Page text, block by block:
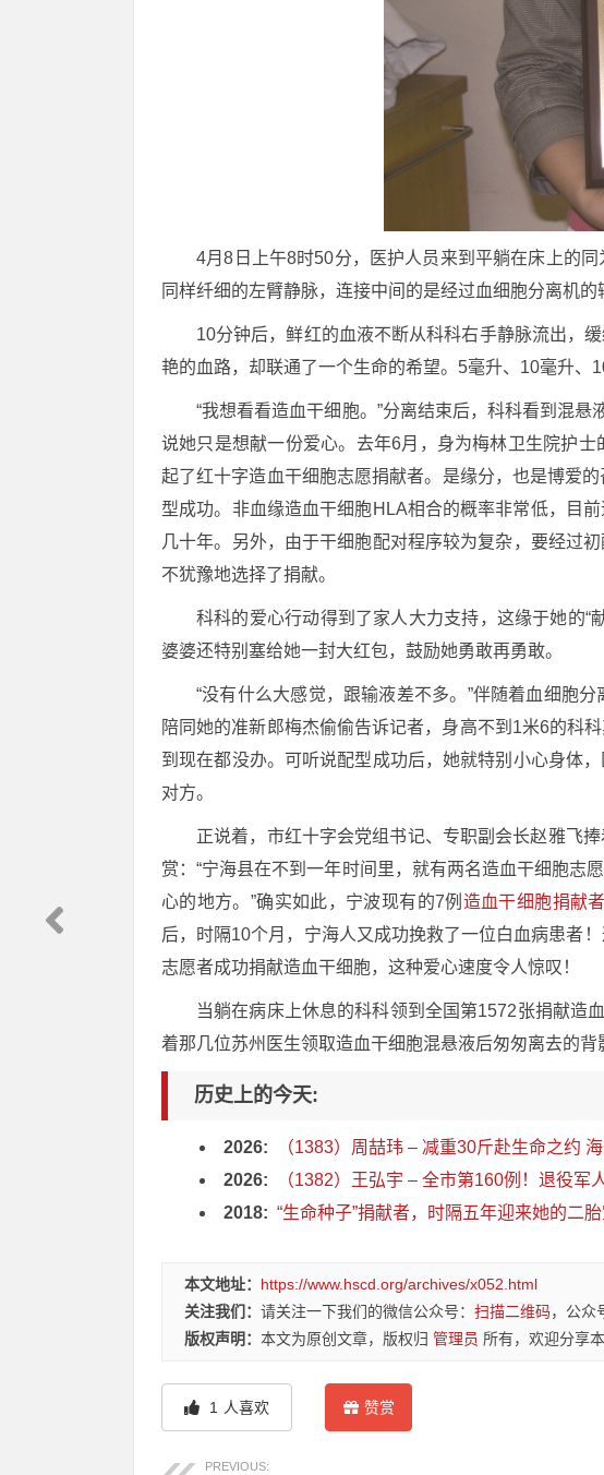
4月8日上午8时50分，医护人员来到平躺在床上的
同样纤细的左臂静脉，连接中间的是经过血细胞分离机的
10分钟后，鲜红的血液不断从科科右手静脉流出，
艳的血路，却联通了一个生命的希望。5毫升、10毫升、
“我想看看造血干细胞。”分离结束后，科科看到混
说她只是想献一份爱心。去年6月，身为梅林卫生院护
起了红十字造血干细胞志愿捐献者。是缘分，也是博爱
型成功。非血缘造血干细胞HLA相合的概率非常低，目
几十年。另外，由于干细胞配对程序较为复杂，要经过
不犹豫地选择了捐献。
科科的爱心行动得到了家人大力支持，这缘于她的
婆婆还特别塞给她一封大红包，鼓励她勇敢再勇敢。
“没有什么大感觉，跟输液差不多。”伴随着血细胞
陪同她的准新郎梅杰偷偷告诉记者，身高不到1米6的科
到现在都没办。可听说配型成功后，她就特别小心身体
对方。
正说着，市红十字会党组书记、专职副会长赵雅飞
赏：“宁海县在不到一年时间里，就有两名造血干细胞志
心的地方。”确实如此，宁波现有的7例 造血干细胞捐献者
后，时隔10个月，宁海人又成功挽救了一位白血病患者
志愿者成功捐献造血干细胞，这种爱心速度令人惊叹！
当躺在病床上休息的科科领到全国第1572张捐献造
着那几位苏州医生领取造血干细胞混悬液后匆匆离去的
历史上的今天:
2026:
（1383）周喆玮 – 减重30斤赴生命之约
2026:
（1382）王弘宇 – 全市第160例！退役
2018: “生命种子”捐献者，时隔五年迎来她的二
本文地址： https://www.hscd.org/archives/x052.html
关注我们： 请关注一下我们的微信公众号： 扫描二维码，公众
版权声明： 本文为原创文章，版权归 管理员 所有，欢迎分享
1 人喜欢 赞赏
PREVIOUS: